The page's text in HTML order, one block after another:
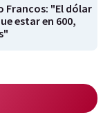
Francos: "El dólar
estar en 600,